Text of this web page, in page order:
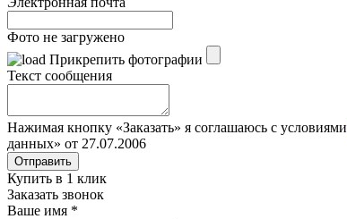
Фото не загружено
Прикрепить фотографии
Текст сообщения
Нажимая кнопку «Заказать» я соглашаюсь с условиями
данных» от 27.07.2006
Отправить
Купить в 1 клик
Заказать звонок
Ваше имя *